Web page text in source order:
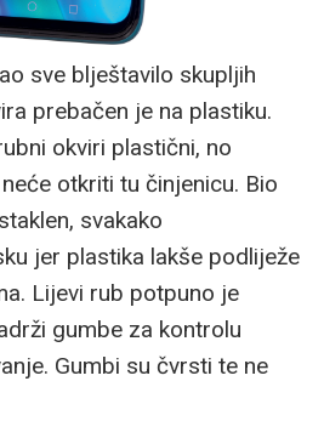
sve blještavilo skupljih
prebačen je na plastiku.
okviri plastični, no
otkriti tu činjenicu. Bio
svakako
jer plastika lakše podliježe
Lijevi rub potpuno je
gumbe za kontrolu
Gumbi su čvrsti te ne